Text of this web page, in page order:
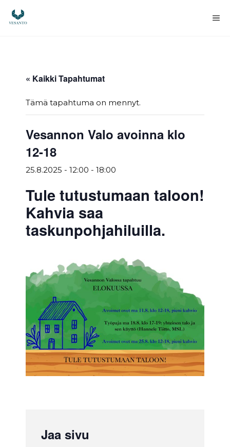
sisältöön
« Kaikki Tapahtumat
Tämä tapahtuma on mennyt.
Vesannon Valo avoinna klo
12-18
25.8.2025 - 12:00 - 18:00
Tule tutustumaan taloon!
Kahvia saa
taskunpohjahiluilla.
Jaa sivu